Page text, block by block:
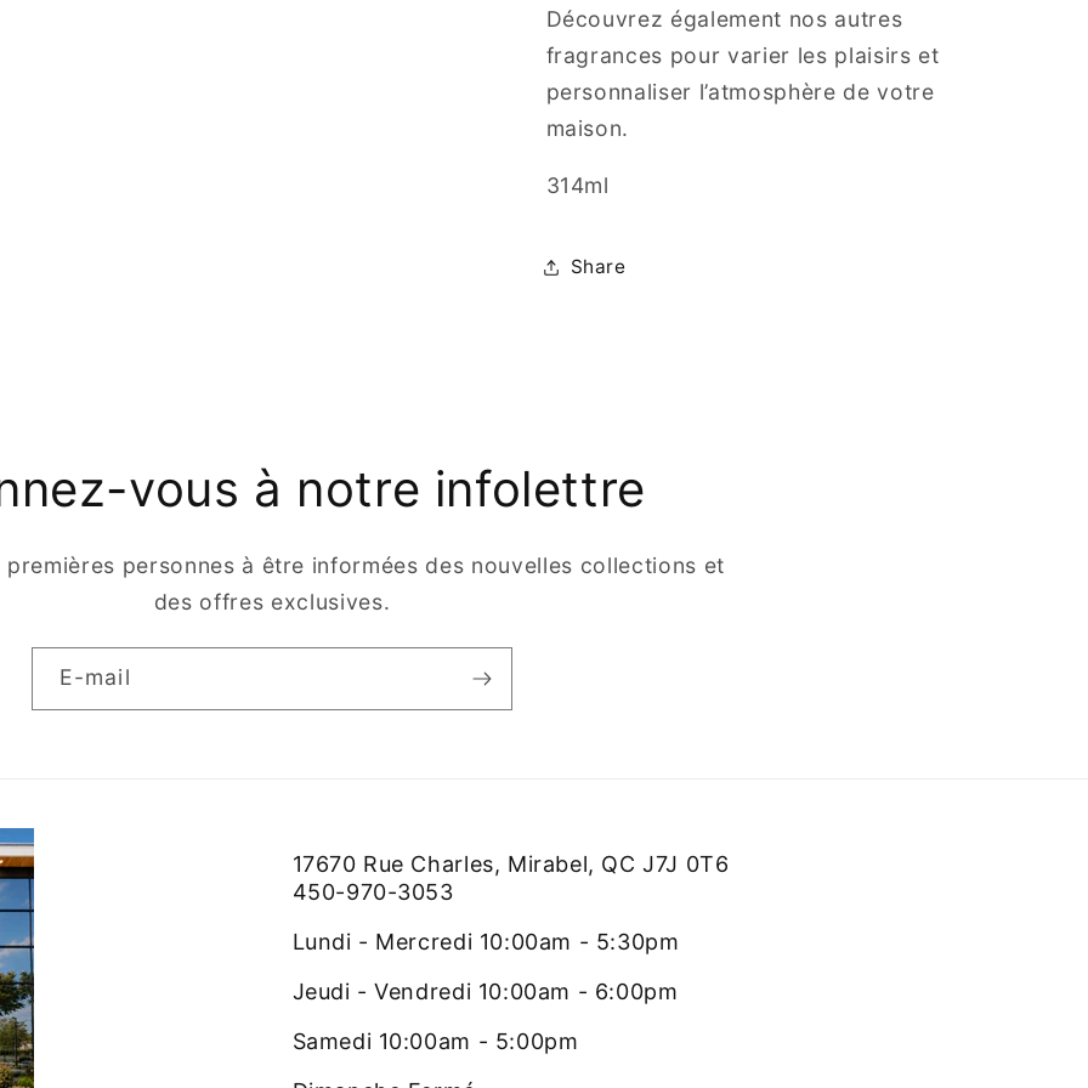
Découvrez également nos autres
fragrances pour varier les plaisirs et
personnaliser l’atmosphère de votre
maison.
314ml
Share
vous à notre infolettre
personnes à être informées des nouvelles collections et
des offres exclusives.
E-mail
17670 Rue Charles, Mirabel, QC J7J 0T6
450-970-3053
Lundi - Mercredi 10:00am - 5:30pm
Jeudi - Vendredi 10:00am - 6:00pm
Samedi 10:00am - 5:00pm